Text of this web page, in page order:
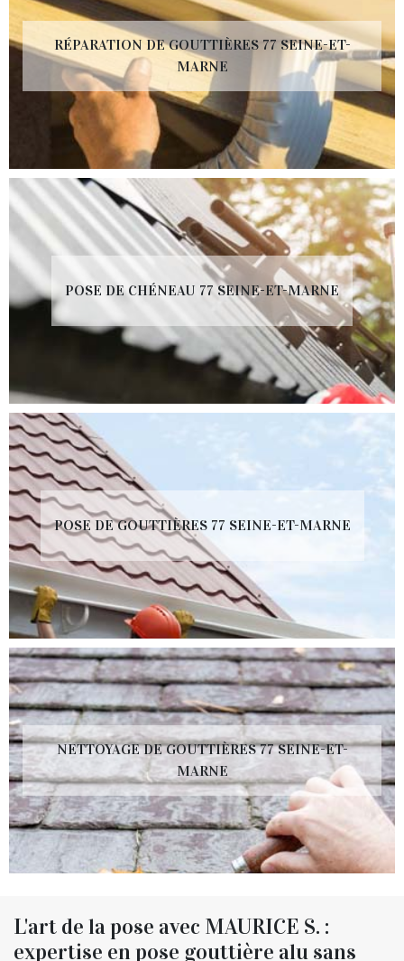
RÉPARATION DE GOUTTIÈRES 77 SEINE-ET-
MARNE
POSE DE CHÉNEAU 77 SEINE-ET-MARNE
POSE DE GOUTTIÈRES 77 SEINE-ET-MARNE
NETTOYAGE DE GOUTTIÈRES 77 SEINE-ET-
MARNE
L'art de la pose avec MAURICE S. :
expertise en pose gouttière alu sans